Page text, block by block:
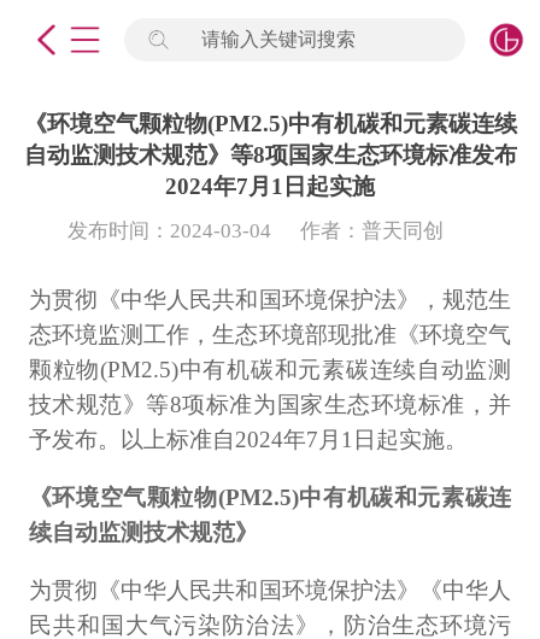
请输入关键词搜索
《环境空气颗粒物(PM2.5)中有机碳和元素碳连续
自动监测技术规范》等8项国家生态环境标准发布
2024年7月1日起实施
发布时间：2024-03-04 作者：普天同创
为贯彻《中华人民共和国环境保护法》，规范生
态环境监测工作，生态环境部现批准《环境空气
颗粒物(PM2.5)中有机碳和元素碳连续自动监测
技术规范》等8项标准为国家生态环境标准，并
予发布。以上标准自2024年7月1日起实施。
《环境空气颗粒物(PM2.5)中有机碳和元素碳连
续自动监测技术规范》
为贯彻《中华人民共和国环境保护法》《中华人
民共和国大气污染防治法》，防治生态环境污
产品专项
计量仪器
微生物检测/质控品
定制标物
定制仪器
计量课堂
新闻资讯